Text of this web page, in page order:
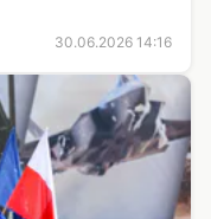
30.06.2026 14:16